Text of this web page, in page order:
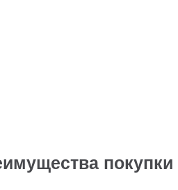
покупки